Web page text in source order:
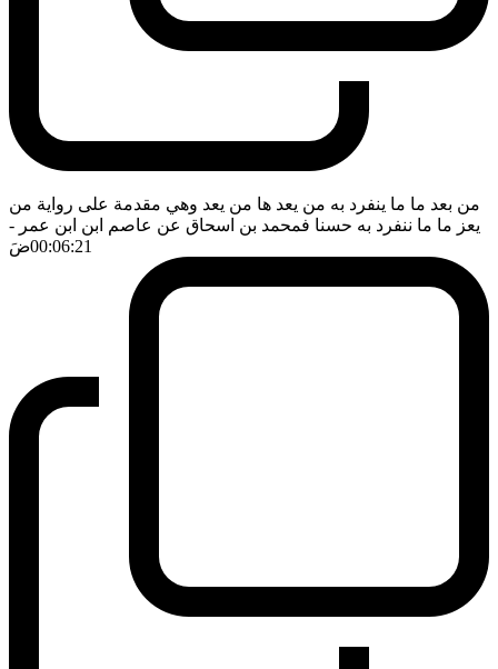
من بعد ما ما ينفرد به من يعد ها من يعد وهي مقدمة على رواية من
يعز ما ما ننفرد به حسنا فمحمد بن اسحاق عن عاصم ابن ابن عمر -
00:06:21ضَ